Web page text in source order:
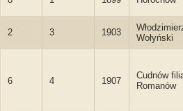
2 3 1903
Wołyński
6 4 1907
Cudnów
Romanów